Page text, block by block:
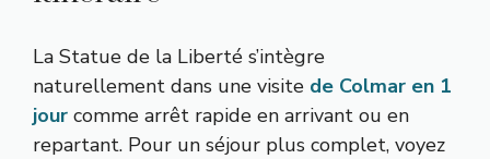
La Statue de la Liberté s’intègre
naturellement dans une visite de Colmar en 1
jour comme arrêt rapide en arrivant ou en
repartant. Pour un séjour plus complet, voyez